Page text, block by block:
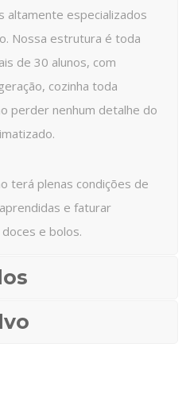
altamente especializados
Nossa estrutura é toda
de 30 alunos, com
cozinha toda
perder nenhum detalhe do
terá plenas condições de
e faturar
e bolos.